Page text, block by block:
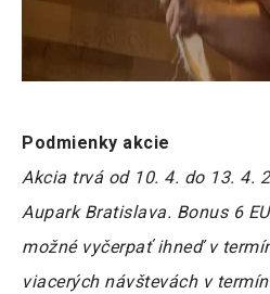
Podmienky akcie
Akcia trvá od 10. 4. do 13. 4.
Aupark Bratislava. Bonus 6
možné vyčerpať ihneď v
viacerých návštevách v